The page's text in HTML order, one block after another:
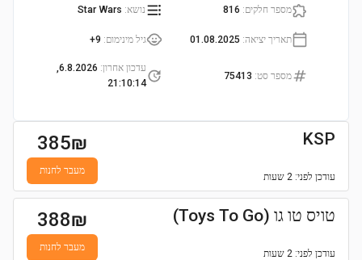
מספר חלקים:
816 נושא:
Star Wars
תאריך יציאה:
01.08.2025 גיל מינימום:
9+
מספר סט:
75413
עדכון אחרון:
6.8.2026,
21:10:14
KSP
עודכן לפני: 2 שעות
385₪
מעבר לחנות
טויס טו גו (Toys To Go)
עודכן לפני: 2 שעות
388₪
מעבר לחנות